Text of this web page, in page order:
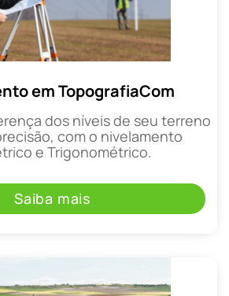
em TopografiaCom
dos níveis de seu terreno
com o nivelamento
e Trigonométrico.
Saiba mais